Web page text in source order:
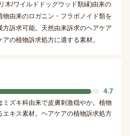
木/ワイルドドッグウッド類縁)由来の
由来のロガニン・フラボノイド類を
訴求可能。天然由来訴求のヘアケア
の植物訴求処方に適する素材。
4.7
ミズキ科由来で皮膚刺激穏やか。植物
エキス素材。ヘアケアの植物訴求処方